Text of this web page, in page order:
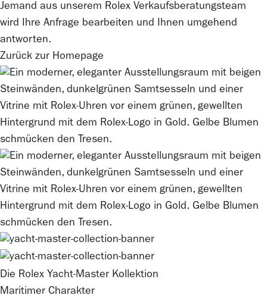
Jemand aus unserem Rolex Verkaufsberatungsteam
wird Ihre Anfrage bearbeiten und Ihnen umgehend
antworten.
Zurück zur Homepage
Die Rolex Yacht-Master Kollektion
Maritimer Charakter